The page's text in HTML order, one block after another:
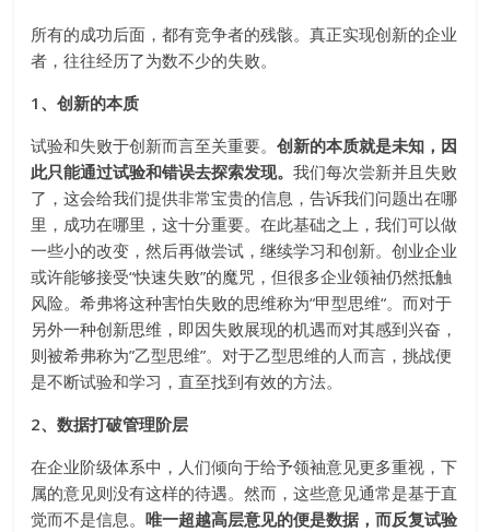
所有的成功后面，都有竞争者的残骸。真正实现创新的企业
者，往往经历了为数不少的失败。
1、创新的本质
试验和失败于创新而言至关重要。创新的本质就是未知，因
此只能通过试验和错误去探索发现。我们每次尝新并且失败
了，这会给我们提供非常宝贵的信息，告诉我们问题出在哪
里，成功在哪里，这十分重要。在此基础之上，我们可以做
一些小的改变，然后再做尝试，继续学习和创新。创业企业
或许能够接受“快速失败”的魔咒，但很多企业领袖仍然抵触
风险。希弗将这种害怕失败的思维称为“甲型思维“。而对于
另外一种创新思维，即因失败展现的机遇而对其感到兴奋，
则被希弗称为”乙型思维”。对于乙型思维的人而言，挑战便
是不断试验和学习，直至找到有效的方法。
2、数据打破管理阶层
在企业阶级体系中，人们倾向于给予领袖意见更多重视，下
属的意见则没有这样的待遇。然而，这些意见通常是基于直
觉而不是信息。唯一超越高层意见的便是数据，而反复试验